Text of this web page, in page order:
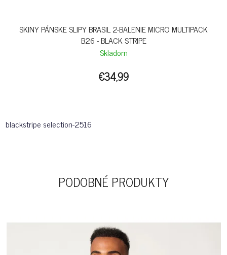
SKINY PÁNSKE SLIPY BRASIL 2-BALENIE MICRO MULTIPACK
B26 - BLACK STRIPE
Skladom
€34,99
blackstripe selection-2516
PODOBNÉ PRODUKTY